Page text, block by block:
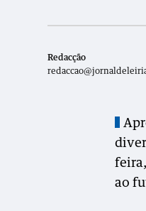
Redacção
ao